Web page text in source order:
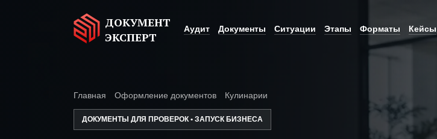
ДОКУМЕНТ
ЭКСПЕРТ
Аудит Документы Ситуации Этапы Форматы Кейсы
Главная Оформление документов Кулинарии
ДОКУМЕНТЫ ДЛЯ ПРОВЕРОК • ЗАПУСК БИЗНЕСА